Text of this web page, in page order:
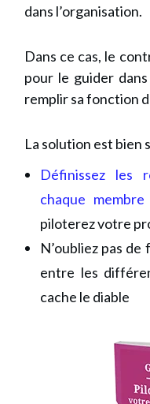
dans l’organisation.
Dans ce cas, le
pour le guider
remplir sa fonction
La solution est bien
Définissez les
chaque
piloterez votre
N’oubliez pas
entre les
cache le diable